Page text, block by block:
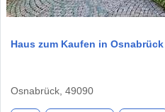
Haus zum Kaufen in Osnabrück
Osnabrück, 49090